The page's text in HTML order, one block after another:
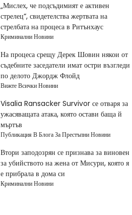
„Мислех, че подсъдимият е активен
стрелец“, свидетелства жертвата на
стрелбата на процеса в Ритънхаус
Криминални Новини
На процеса срещу Дерек Шовин някои от
съдебните заседатели имат остри възгледи
по делото Джордж Флойд
Вижте Всички Новини
Visalia Ransacker Survivor се отваря за
ужасяващата атака, която остави баща й
мъртъв
Публикация В Блога За Престъпни Новини
Втори заподозрян се признава за виновен
за убийството на жена от Мисури, която я
е прибрала в дома си
Криминални Новини